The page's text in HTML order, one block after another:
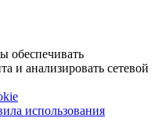
обеспечивать
и анализировать сетевой
использования